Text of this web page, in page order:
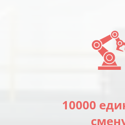
10000